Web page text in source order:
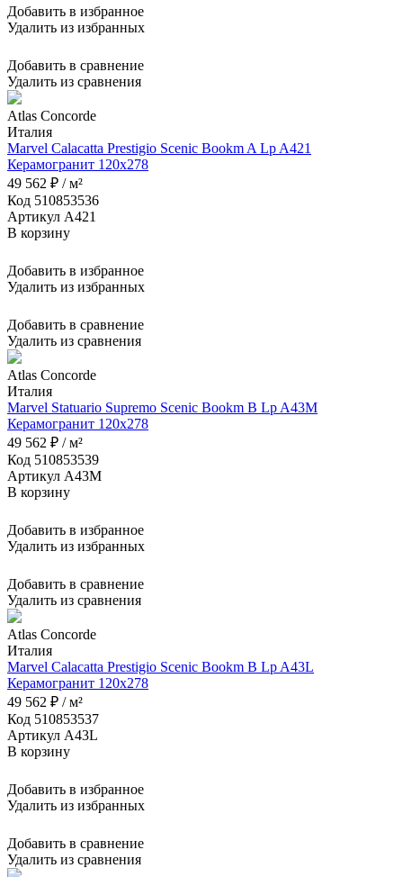
Добавить в избранное
Удалить из избранных
Добавить в сравнение
Удалить из сравнения
Atlas Concorde
Италия
Marvel Calacatta Prestigio Scenic Bookm A Lp A421
Керамогранит 120x278
49 562 ₽ / м²
Код 510853536
Артикул A421
В корзину
Добавить в избранное
Удалить из избранных
Добавить в сравнение
Удалить из сравнения
Atlas Concorde
Италия
Marvel Statuario Supremo Scenic Bookm B Lp A43M
Керамогранит 120x278
49 562 ₽ / м²
Код 510853539
Артикул A43M
В корзину
Добавить в избранное
Удалить из избранных
Добавить в сравнение
Удалить из сравнения
Atlas Concorde
Италия
Marvel Calacatta Prestigio Scenic Bookm B Lp A43L
Керамогранит 120x278
49 562 ₽ / м²
Код 510853537
Артикул A43L
В корзину
Добавить в избранное
Удалить из избранных
Добавить в сравнение
Удалить из сравнения